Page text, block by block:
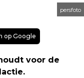
persfoto
op Google
voor de